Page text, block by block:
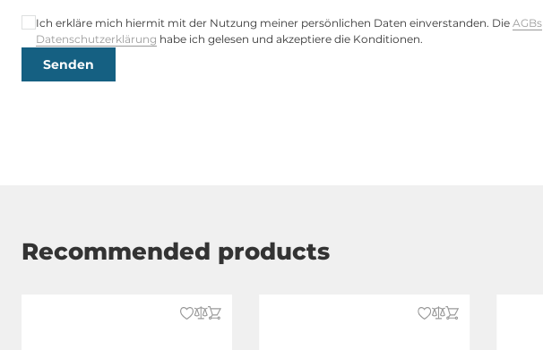
USB gesamt 7
USB 2.0
Ich erkläre mich hiermit mit der Nutzung meiner persönlichen Daten einverstanden. Die AGBs
Datenschutzerklärung habe ich gelesen und akzeptiere die Konditionen.
Senden
Recommended products